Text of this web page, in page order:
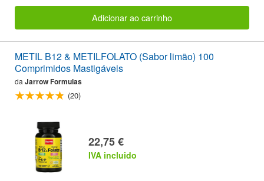
Adicionar ao carrinho
METIL B12 & METILFOLATO (Sabor limão) 100
Comprimidos Mastigáveis
da Jarrow Formulas
(20)
22,75 €
IVA incluido